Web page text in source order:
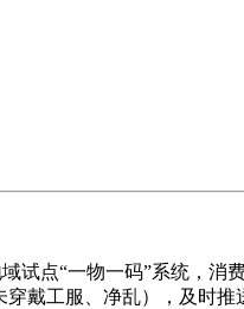
点“一物一码”系统，消
戴工服、净乱），及时